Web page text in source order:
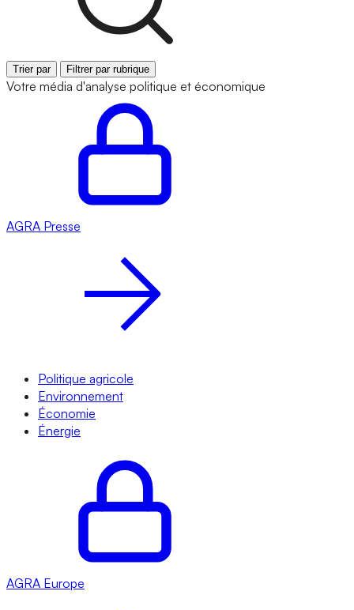
Trier par Filtrer par rubrique
Votre média d'analyse politique et économique
AGRA Presse
Politique agricole
Environnement
Économie
Énergie
AGRA Europe